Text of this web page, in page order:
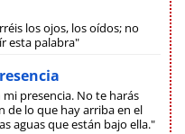
los ojos, los oídos; no
esta palabra"
presencia. No te harás
de lo que hay arriba en el
aguas que están bajo ella."